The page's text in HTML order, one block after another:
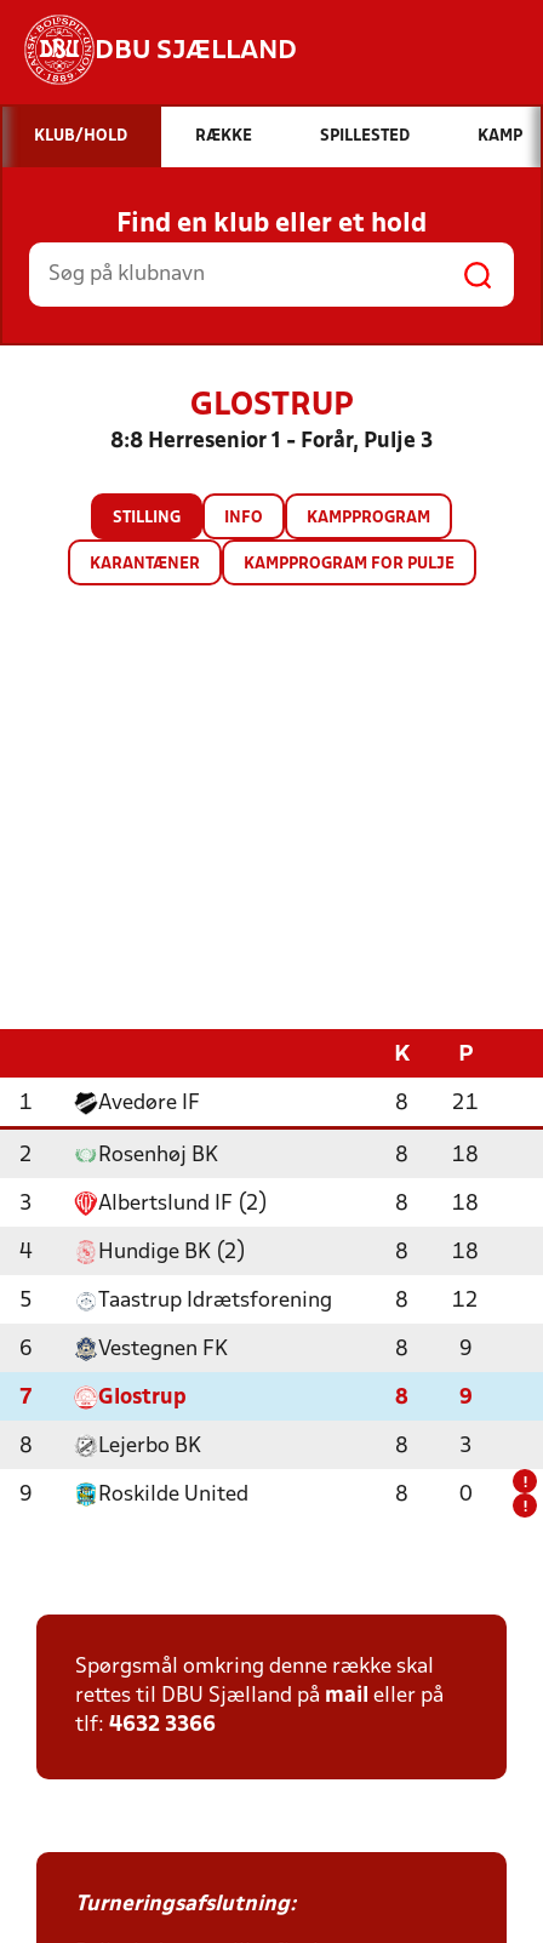
DBU SJÆLLAND
Hvad vil du søge efter?
INDHOLD OG NYHEDER
STILLINGER, RESULTATER, KLUBBER OG
HOLD
KLUB/HOLD RÆKKE SPILLESTED KAMP
Find en klub eller et hold
GLOSTRUP
8:8 Herresenior 1 - Forår, Pulje 3
STILLING INFO KAMPPROGRAM
KARANTÆNER KAMPPROGRAM FOR PULJE
K P
1 Avedøre IF 8 21
2 Rosenhøj BK 8 18
3 Albertslund IF (2) 8 18
4 Hundige BK (2) 8 18
5 Taastrup Idrætsforening 8 12
6 Vestegnen FK 8 9
7 Glostrup 8 9
8 Lejerbo BK 8 3
9 Roskilde United 8 0
!
!
Spørgsmål omkring denne række skal
rettes til DBU Sjælland på mail eller på
tlf: 4632 3366
Turneringsafslutning: